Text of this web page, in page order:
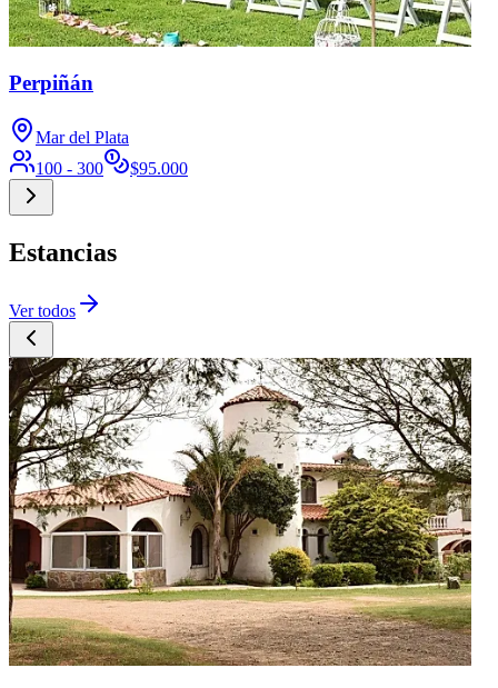
Perpiñán
Mar del Plata
100 - 300
$95.000
Estancias
Ver todos